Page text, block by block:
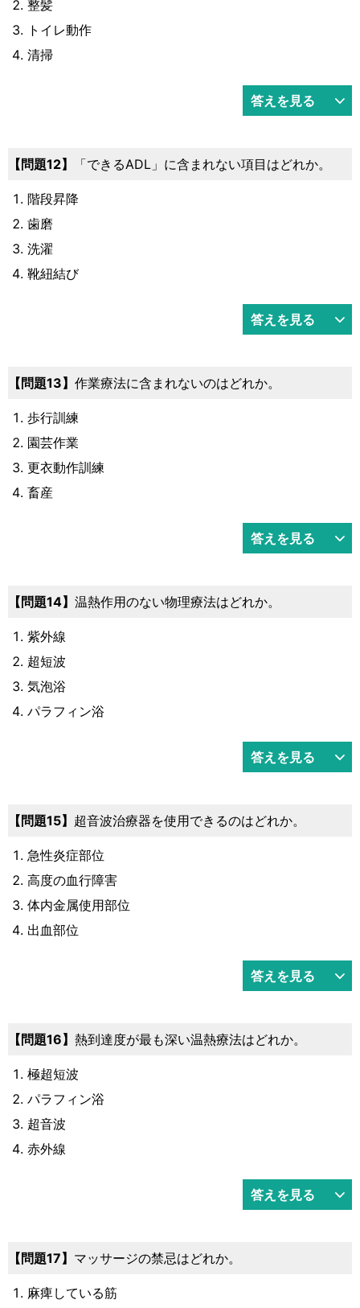
整髪
トイレ動作
清掃
答えを見る
12 「できるADL」に含まれない項目はどれか。
階段昇降
歯磨
洗濯
靴紐結び
答えを見る
13 作業療法に含まれないのはどれか。
歩行訓練
園芸作業
更衣動作訓練
畜産
答えを見る
14 温熱作用のない物理療法はどれか。
紫外線
超短波
気泡浴
パラフィン浴
答えを見る
15 超音波治療器を使用できるのはどれか。
急性炎症部位
高度の血行障害
体内金属使用部位
出血部位
答えを見る
16 熱到達度が最も深い温熱療法はどれか。
極超短波
パラフィン浴
超音波
赤外線
答えを見る
17 マッサージの禁忌はどれか。
麻痺している筋